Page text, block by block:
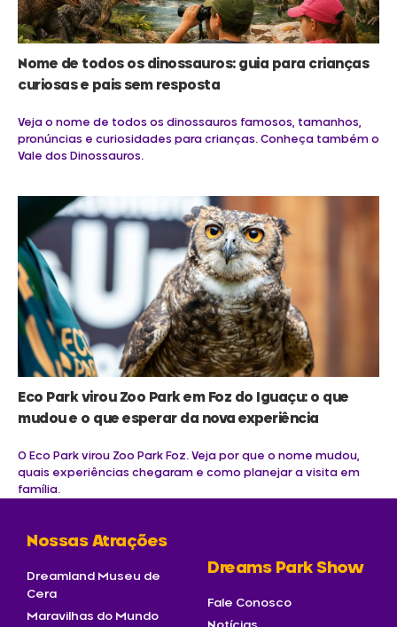
Nome de todos os dinossauros: guia para crianças
curiosas e pais sem resposta
Veja o nome de todos os dinossauros famosos, tamanhos,
pronúncias e curiosidades para crianças. Conheça também o
Vale dos Dinossauros.
Eco Park virou Zoo Park em Foz do Iguaçu: o que
mudou e o que esperar da nova experiência
O Eco Park virou Zoo Park Foz. Veja por que o nome mudou,
quais experiências chegaram e como planejar a visita em
família.
Nossas Atrações
Dreamland Museu de
Cera
Maravilhas do Mundo
Dreams Park Show
Fale Conosco